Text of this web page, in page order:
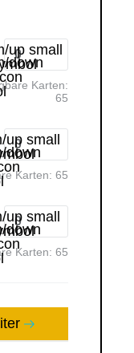
Karten:
65
Karten: 65
Karten: 65